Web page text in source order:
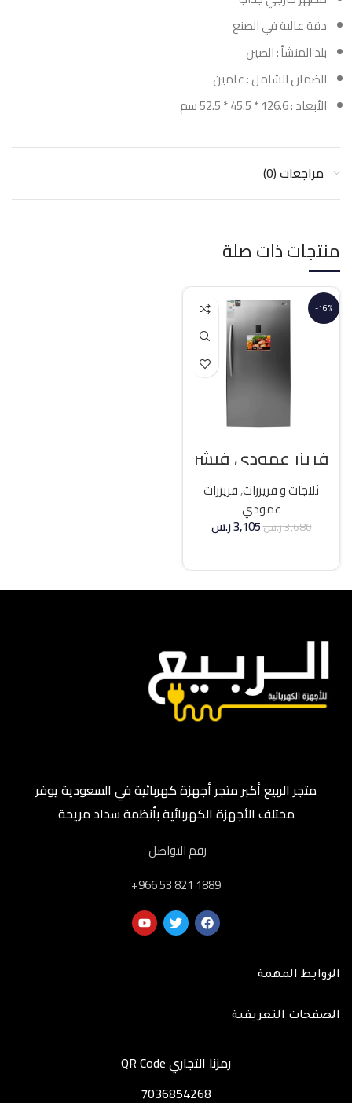
دقة عالية في الصنع
بلد المنشأ : الصين
الضمان الشامل : عامين
الأبعاد : 126.6 * 45.5 * 52.5 سم
مراجعات (0)
منتجات ذات صلة
-16%
فريزر عمودي فيشر
21 قدم انفرتر – فضي
ثلاجات و فريزرات,فريزرات
عمودي
3,680ر.س3,105ر.س
متجر الربيع أكبر متجر أجهزة كهربائية في السعودية يوفر
مختلف الأجهزة الكهربائية بأنظمة سداد مريحة
رقم التواصل
‎+966 53 821 1889
الروابط المهمة
الصفحات التعريفية
رمزنا التجاري QR Code
7036854268